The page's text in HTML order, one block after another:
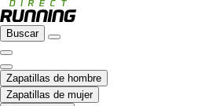
Buscar
Zapatillas de hombre
Zapatillas de mujer